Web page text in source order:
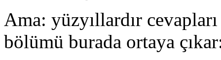
Ama: yüzyıllardır
bölümü burada ortaya